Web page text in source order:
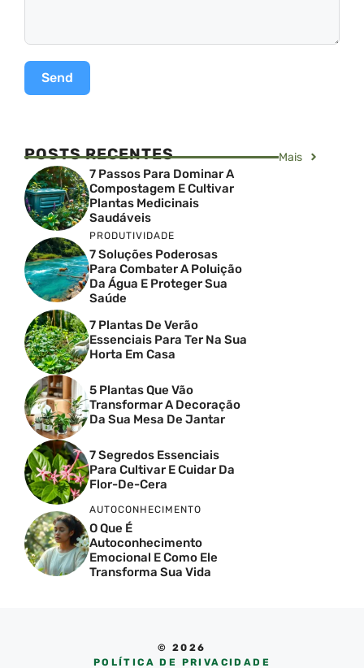
Send
POSTS RECENTES Mais
7 Passos Para Dominar A
Compostagem E Cultivar
Plantas Medicinais
Saudáveis
PRODUTIVIDADE
7 Soluções Poderosas
Para Combater A Poluição
Da Água E Proteger Sua
Saúde
7 Plantas De Verão
Essenciais Para Ter Na Sua
Horta Em Casa
5 Plantas Que Vão
Transformar A Decoração
Da Sua Mesa De Jantar
7 Segredos Essenciais
Para Cultivar E Cuidar Da
Flor-De-Cera
AUTOCONHECIMENTO
O Que É
Autoconhecimento
Emocional E Como Ele
Transforma Sua Vida
© 2026
POLÍTICA DE PRIVACIDADE